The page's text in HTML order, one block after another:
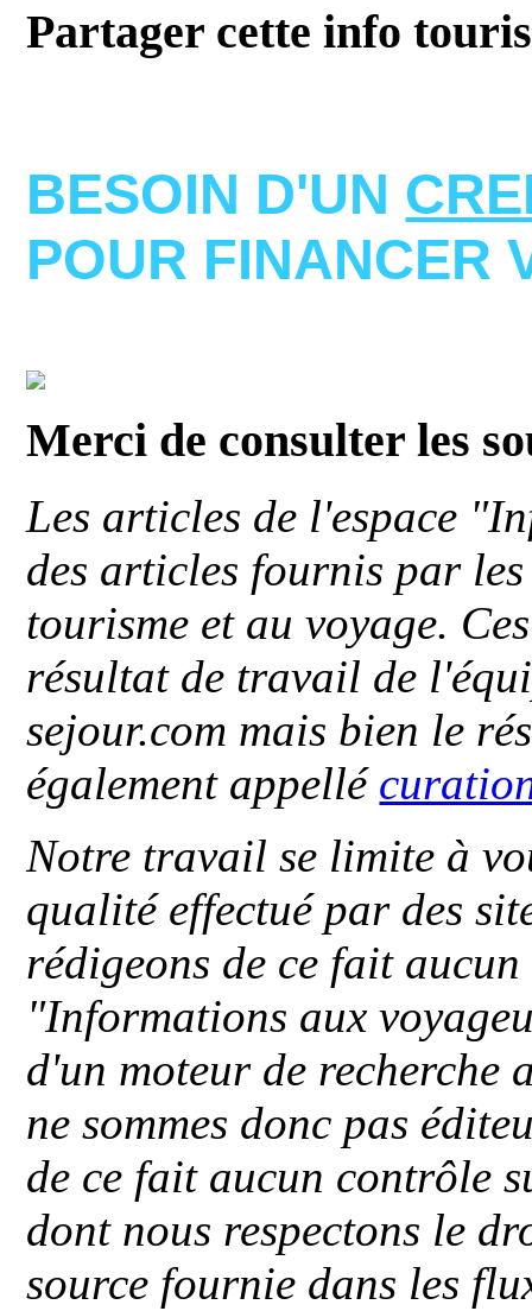
Partager cette info
BESOIN D'UN
POUR FINANCER
Merci de consulter les
Les articles de l'espace
des articles fournis par
tourisme et au voyage.
résultat de travail de
sejour.com mais bien le
également appellé
Notre travail se limite à
qualité effectué par des
rédigeons de ce fait
"Informations aux
d'un moteur de recherche
ne sommes donc pas
de ce fait aucun contrôle
dont nous respectons le
source fournie dans les